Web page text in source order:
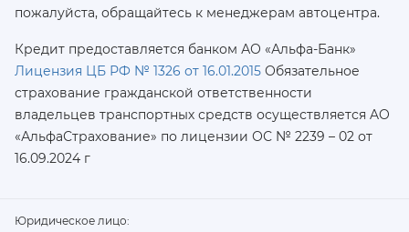
пожалуйста, обращайтесь к менеджерам автоцентра.
Кредит предоставляется банком АО «Альфа-Банк»
Лицензия ЦБ РФ № 1326 от 16.01.2015 Обязательное
страхование гражданской ответственности
владельцев транспортных средств осуществляется AO
«АльфаСтрахование» по лицензии ОС № 2239 – 02 от
16.09.2024 г
Юридическое лицо: